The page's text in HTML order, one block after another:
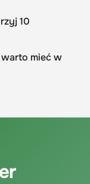
10
mieć w